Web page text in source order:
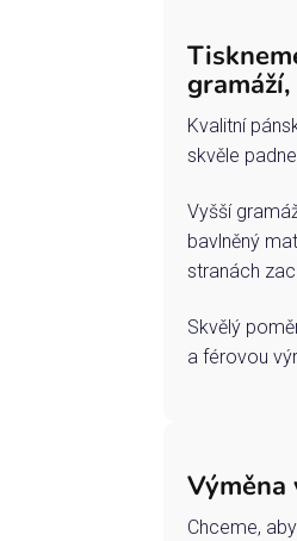
Kvalitní
skvěle
Vyšší
bavlněný
stranách
Skvělý
a férovou
Výměna
Chceme,